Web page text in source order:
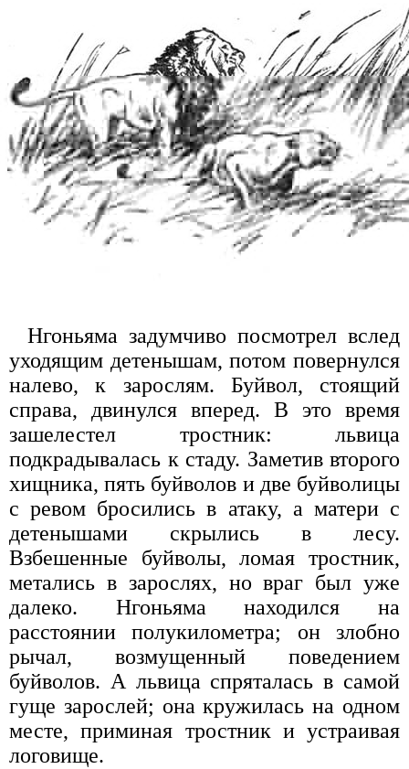
Нгоньяма задумчиво посмотрел вслед
уходящим детенышам, потом повернулся
налево, к зарослям. Буйвол, стоящий
справа, двинулся вперед. В это время
зашелестел тростник: львица
подкрадывалась к стаду. Заметив второго
хищника, пять буйволов и две буйволицы
с ревом бросились в атаку, а матери с
детенышами скрылись в лесу.
Взбешенные буйволы, ломая тростник,
метались в зарослях, но враг был уже
далеко. Нгоньяма находился на
расстоянии полукилометра; он злобно
рычал, возмущенный поведением
буйволов. А львица спряталась в самой
гуще зарослей; она кружилась на одном
месте, приминая тростник и устраивая
логовище.